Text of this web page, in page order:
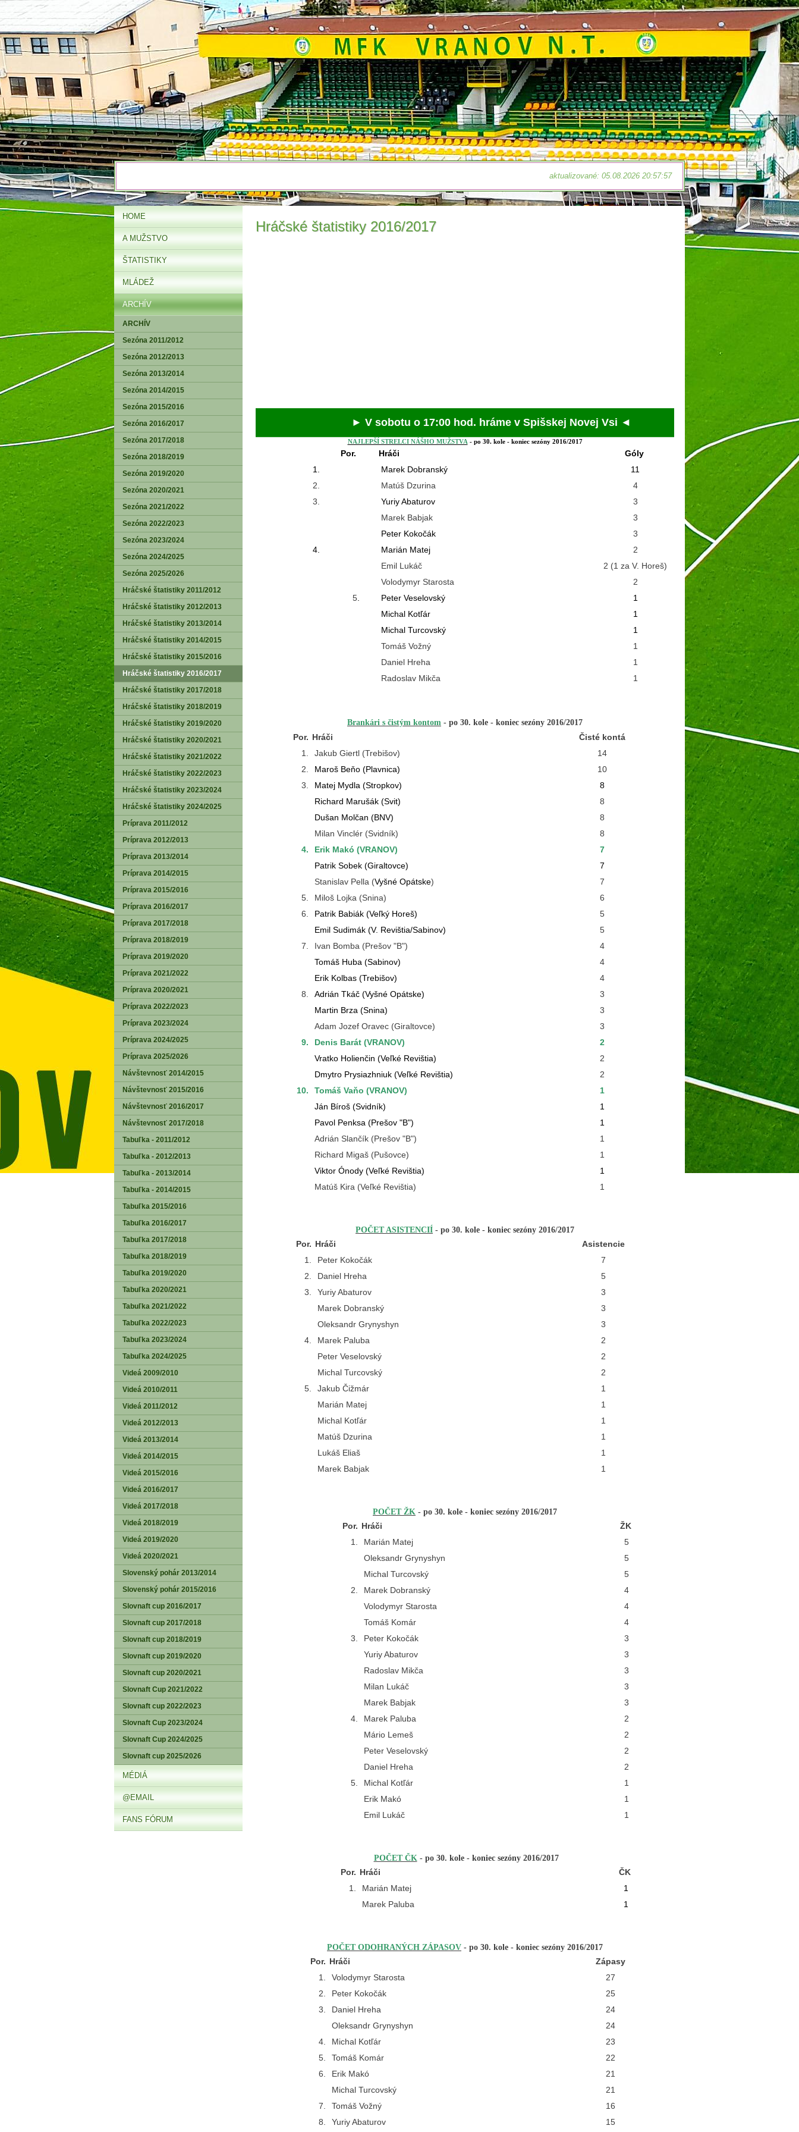
aktualizované: 05.08.2026 20:57:57
Hráčské štatistiky 2016/2017
► V sobotu o 17:00 hod. hráme v Spišskej Novej Vsi ◄
NAJLEPŠÍ STRELCI NÁŠHO MUŽSTVA - po 30. kole - koniec sezóny 2016/2017
Por. Hráči
Góly
1.
Marek Dobranský
11
2.
Matúš Dzurina
4
3.
Yuriy Abaturov
3
Marek Babjak
3
Peter Kokočák
3
4.
Marián Matej
2
Emil Lukáč
2 (1 za V. Horeš)
Volodymyr Starosta
2
5
Peter Veselovský
1
Michal Kotľár
1
Michal Turcovský
1
Tomáš Vožný
1
Daniel Hreha
1
Radoslav Mikča
1
Brankári s čistým kontom - po 30. kole - koniec sezóny 2016/2017
Por. Hráči
Čisté kontá
1.
Jakub Giertl (Trebišov)
14
2.
Maroš Beňo (Plavnica)
10
3.
Matej Mydla (Stropkov)
8
Richard Marušák (Svit)
8
Dušan Molčan (BNV)
8
Milan Vinclér (Svidník)
8
4.
Erik Makó (VRANOV)
7
Patrik Sobek (Giraltovce)
7
Stanislav Pella (Vyšné Opátske)
7
5.
Miloš Lojka (Snina)
6
6.
Patrik Babiák (Veľký Horeš)
5
Emil Sudimák (V. Revištia/Sabinov)
5
7.
Ivan Bomba (Prešov "B")
4
Tomáš Huba (Sabinov)
4
Erik Kolbas (Trebišov)
4
8.
Adrián Tkáč (Vyšné Opátske)
3
Martin Brza (Snina)
3
Adam Jozef Oravec (Giraltovce)
3
9.
Denis Barát (VRANOV)
2
Vratko Holienčin (Veľké Revištia)
2
Dmytro Prysiazhniuk (Veľké Revištia)
2
10.
Tomáš Vaňo (VRANOV)
1
Ján Bíroš (Svidník)
1
Pavol Penksa (Prešov "B")
1
Adrián Slančík (Prešov "B")
1
Richard Migaš (Pušovce)
1
Viktor Ónody (Veľké Revištia)
1
Matúš Kira (Veľké Revištia)
1
POČET ASISTENCIÍ - po 30. kole - koniec sezóny 2016/2017
Por. Hráči
Asistencie
1.
Peter Kokočák
7
2.
Daniel Hreha
5
3.
Yuriy Abaturov
3
Marek Dobranský
3
Oleksandr Grynyshyn
3
4.
Marek Paluba
2
Peter Veselovský
2
Michal Turcovský
2
5.
Jakub Čižmár
1
Marián Matej
1
Michal Kotľár
1
Matúš Dzurina
1
Lukáš Eliaš
1
Marek Babjak
1
POČET ŽK - po 30. kole - koniec sezóny 2016/2017
Por. Hráči
ŽK
1.
Marián Matej
5
Oleksandr Grynyshyn
5
Michal Turcovský
5
2.
Marek Dobranský
4
Volodymyr Starosta
4
Tomáš Komár
4
3.
Peter Kokočák
3
Yuriy Abaturov
3
Radoslav Mikča
3
Milan Lukáč
3
Marek Babjak
3
4.
Marek Paluba
2
Mário Lemeš
2
Peter Veselovský
2
Daniel Hreha
2
5.
Michal Kotľár
1
Erik Makó
1
Emil Lukáč
1
POČET ČK- po 30. kole - koniec sezóny 2016/2017
Por. Hráči
ČK
1.
Marián Matej
1
Marek Paluba
1
POČET ODOHRANÝCH ZÁPASOV - po 30. kole - koniec sezóny 2016/2017
Por. Hráči
Zápasy
1.
Volodymyr Starosta
27
2.
Peter Kokočák
25
3.
Daniel Hreha
24
Oleksandr Grynyshyn
24
4.
Michal Kotľár
23
5.
Tomáš Komár
22
6.
Erik Makó
21
Michal Turcovský
21
7.
Tomáš Vožný
16
8.
Yuriy Abaturov 15
HOME
A MUŽSTVO
ŠTATISTIKY
MLÁDEŽ
ARCHÍV
ARCHÍV
Sezóna 2011/2012
Sezóna 2012/2013
Sezóna 2013/2014
Sezóna 2014/2015
Sezóna 2015/2016
Sezóna 2016/2017
Sezóna 2017/2018
Sezóna 2018/2019
Sezóna 2019/2020
Sezóna 2020/2021
Sezóna 2021/2022
Sezóna 2022/2023
Sezóna 2023/2024
Sezóna 2024/2025
Sezóna 2025/2026
Hráčské štatistiky 2011/2012
Hráčské štatistiky 2012/2013
Hráčské štatistiky 2013/2014
Hráčské štatistiky 2014/2015
Hráčské štatistiky 2015/2016
Hráčské štatistiky 2016/2017
Hráčské štatistiky 2017/2018
Hráčské štatistiky 2018/2019
Hráčské štatistiky 2019/2020
Hráčské štatistiky 2020/2021
Hráčské štatistiky 2021/2022
Hráčské štatistiky 2022/2023
Hráčské štatistiky 2023/2024
Hráčské štatistiky 2024/2025
Príprava 2011/2012
Príprava 2012/2013
Príprava 2013/2014
Príprava 2014/2015
Príprava 2015/2016
Príprava 2016/2017
Príprava 2017/2018
Príprava 2018/2019
Príprava 2019/2020
Príprava 2021/2022
Príprava 2020/2021
Príprava 2022/2023
Príprava 2023/2024
Príprava 2024/2025
Príprava 2025/2026
Návštevnosť 2014/2015
Návštevnosť 2015/2016
Návštevnosť 2016/2017
Návštevnosť 2017/2018
Tabuľka - 2011/2012
Tabuľka - 2012/2013
Tabuľka - 2013/2014
Tabuľka - 2014/2015
Tabuľka 2015/2016
Tabuľka 2016/2017
Tabuľka 2017/2018
Tabuľka 2018/2019
Tabuľka 2019/2020
Tabuľka 2020/2021
Tabuľka 2021/2022
Tabuľka 2022/2023
Tabuľka 2023/2024
Tabuľka 2024/2025
Videá 2009/2010
Videá 2010/2011
Videá 2011/2012
Videá 2012/2013
Videá 2013/2014
Videá 2014/2015
Videá 2015/2016
Videá 2016/2017
Videá 2017/2018
Videá 2018/2019
Videá 2019/2020
Videá 2020/2021
Slovenský pohár 2013/2014
Slovenský pohár 2015/2016
Slovnaft cup 2016/2017
Slovnaft cup 2017/2018
Slovnaft cup 2018/2019
Slovnaft cup 2019/2020
Slovnaft cup 2020/2021
Slovnaft Cup 2021/2022
Slovnaft cup 2022/2023
Slovnaft Cup 2023/2024
Slovnaft Cup 2024/2025
Slovnaft cup 2025/2026
MÉDIÁ
@EMAIL
FANS FÓRUM